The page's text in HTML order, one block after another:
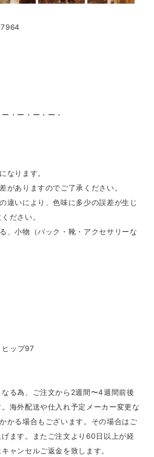
・ー・ー・ー・
なります。
がありますのでご了承ください。
違いにより、色味に多少の誤差が生じ
ださい。
、小物（バック・靴・アクセサリーな
ップ97
る為、ご注文から2週間〜4週間前後
海外配送や仕入れ予定メーカー変更な
かる場合もございます。その場合はご
ます。またご注文より60日以上が経
ャンセルご返金を致します。